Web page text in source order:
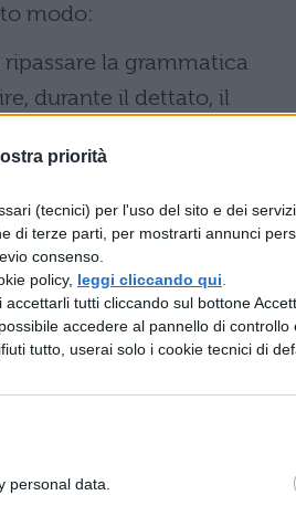
priorità
(tecnici) per l'uso del sito e dei
di terze parti, per mostrarti annunci
consenso.
policy, leggi cliccando qui
tutti cliccando sul bottone
accedere al pannello di controllo
tutto, userai solo i cookie tecnici di
personal data.
modo:
la grammatica
durante il dettato, il
la terza persona
cercare di memorizzare
subito non
alcuni brani in
parole che conosciamo
pronuncia, finché non
più leggero per imparare a
una canzone,
la canzone due o tre